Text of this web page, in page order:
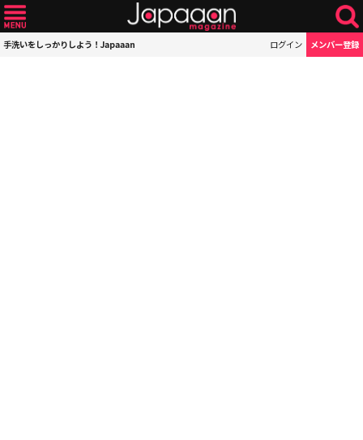
手洗いをしっかりしよう！Japaaan ログイン メンバー登録